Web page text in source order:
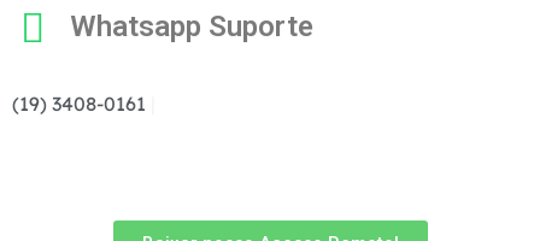
Whatsapp Suporte
(19) 3408-0161